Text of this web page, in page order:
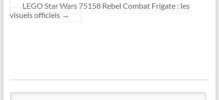
LEGO Star Wars 75158 Rebel Combat Frigate : les
visuels officiels →